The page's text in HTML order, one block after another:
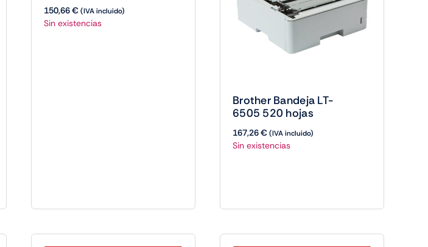
150,66€(IVA incluido)
Sin existencias
Brother Bandeja LT-
6505 520 hojas
167,26€(IVA incluido)
Sin existencias